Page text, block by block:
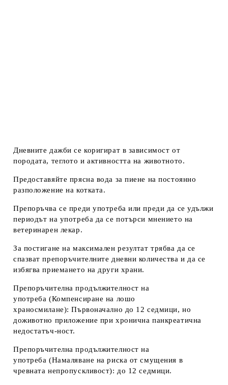
Дневните дажби се коригират в зависимост от
породата, теглото и активността на животното.
Предоставяйте прясна вода за пиене на постоянно
разположение на котката.
Препоръчва се преди употреба или преди да се удължи
периодът на употреба да се потърси мнението на
ветеринарен лекар.
За постигане на максимален резултат трябва да се
спазват препоръчителните дневни количества и да се
избягва приемането на други храни.
Препоръчителна продължителност на
употреба (Компенсиране на лошо
храносмилане):Първоначално до 12 седмици, но
доживотно приложение при хронична панкреатична
недостатъч-ност.
Препоръчителна продължителност на
употреба (Намаляване на риска от смущения в
чревната непропускливост): до 12 седмици.